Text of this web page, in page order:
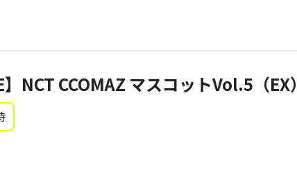
】NCT CCOMAZ マスコットVol.5（EX）